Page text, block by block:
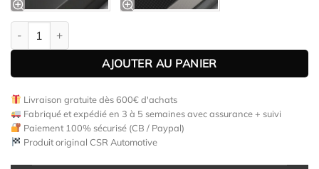
quantité de Lame de parechoc avant pour MG 5 EV (depuis 03/
AJOUTER AU PANIER
Livraison gratuite dès 600€ d'achats
Fabriqué et expédié en 3 à 5 semaines avec assurance + suivi
Paiement 100% sécurisé (CB / Paypal)
Produit original CSR Automotive